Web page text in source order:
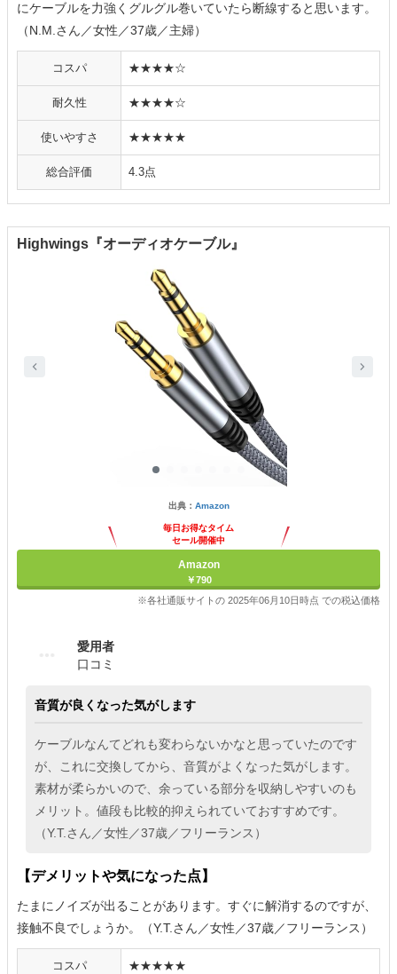
にケーブルを力強くグルグル巻いていたら断線すると思います。
（N.M.さん／女性／37歳／主婦）
コスパ ★★★★☆
耐久性 ★★★★☆
使いやすさ ★★★★★
総合評価 4.3点
Highwings『オーディオケーブル』
出典： Amazon
毎日お得なタイム
セール開催中
Amazon
￥790
※各社通販サイトの 2025年06月10日時点 での税込価格
愛用者
口コミ
音質が良くなった気がします
ケーブルなんてどれも変わらないかなと思っていたのです
が、これに交換してから、音質がよくなった気がします。
素材が柔らかいので、余っている部分を収納しやすいのも
メリット。値段も比較的抑えられていておすすめです。
（Y.T.さん／女性／37歳／フリーランス）
【デメリットや気になった点】
たまにノイズが出ることがあります。すぐに解消するのですが、
接触不良でしょうか。（Y.T.さん／女性／37歳／フリーランス）
コスパ ★★★★★